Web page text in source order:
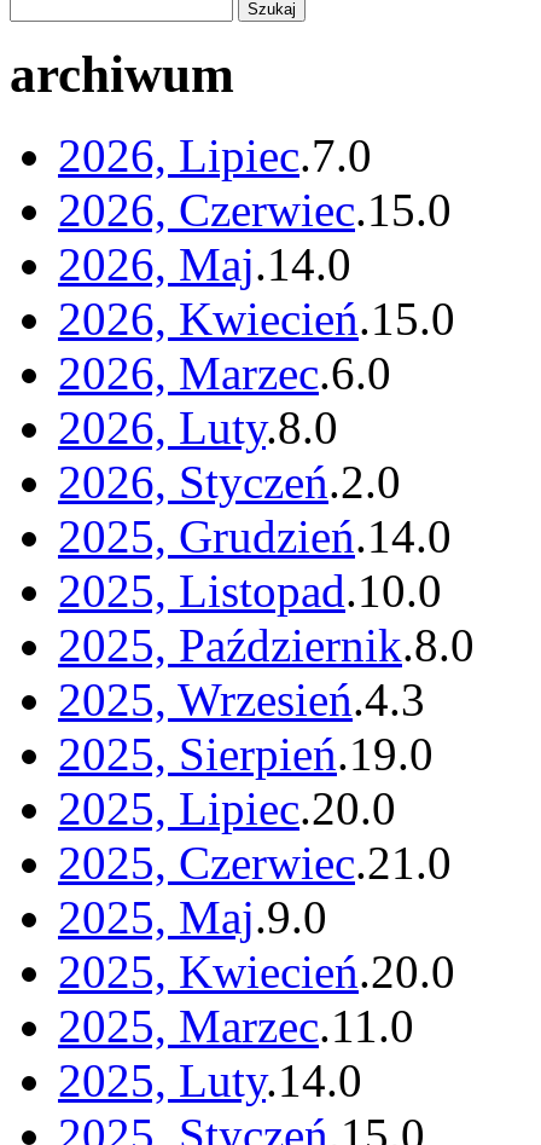
archiwum
2026, Lipiec.7.0
2026, Czerwiec.15.0
2026, Maj.14.0
2026, Kwiecień.15.0
2026, Marzec.6.0
2026, Luty.8.0
2026, Styczeń.2.0
2025, Grudzień.14.0
2025, Listopad.10.0
2025, Październik.8.0
2025, Wrzesień.4.3
2025, Sierpień.19.0
2025, Lipiec.20.0
2025, Czerwiec.21.0
2025, Maj.9.0
2025, Kwiecień.20.0
2025, Marzec.11.0
2025, Luty.14.0